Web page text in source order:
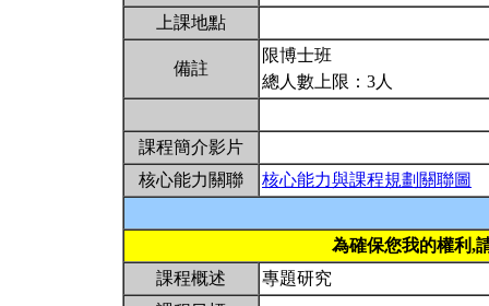
上課地點
備註
限博士班
總人數上限：3人
課程簡介影片
核心能力關聯
核心能力與課程規劃關聯圖
為確保您我的權利,
課程概述
專題研究